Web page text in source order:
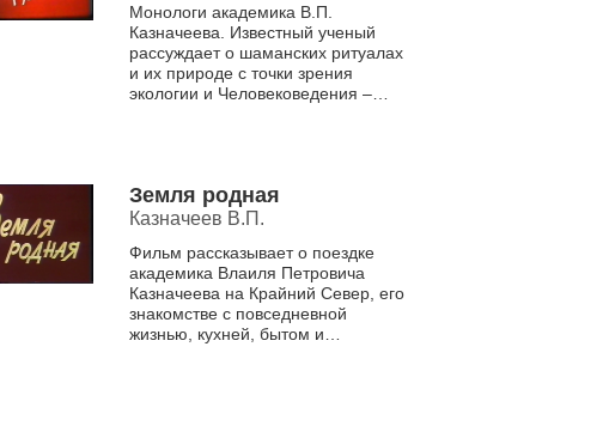
Монологи академика В.П.
Казначеева. Известный ученый
рассуждает о шаманских ритуалах
и их природе с точки зрения
экологии и Человековедения –
Земля родная
Казначеев В.П.
Фильм рассказывает о поездке
академика Влаиля Петровича
Казначеева на Крайний Север, его
знакомстве с повседневной
жизнью, кухней, бытом и